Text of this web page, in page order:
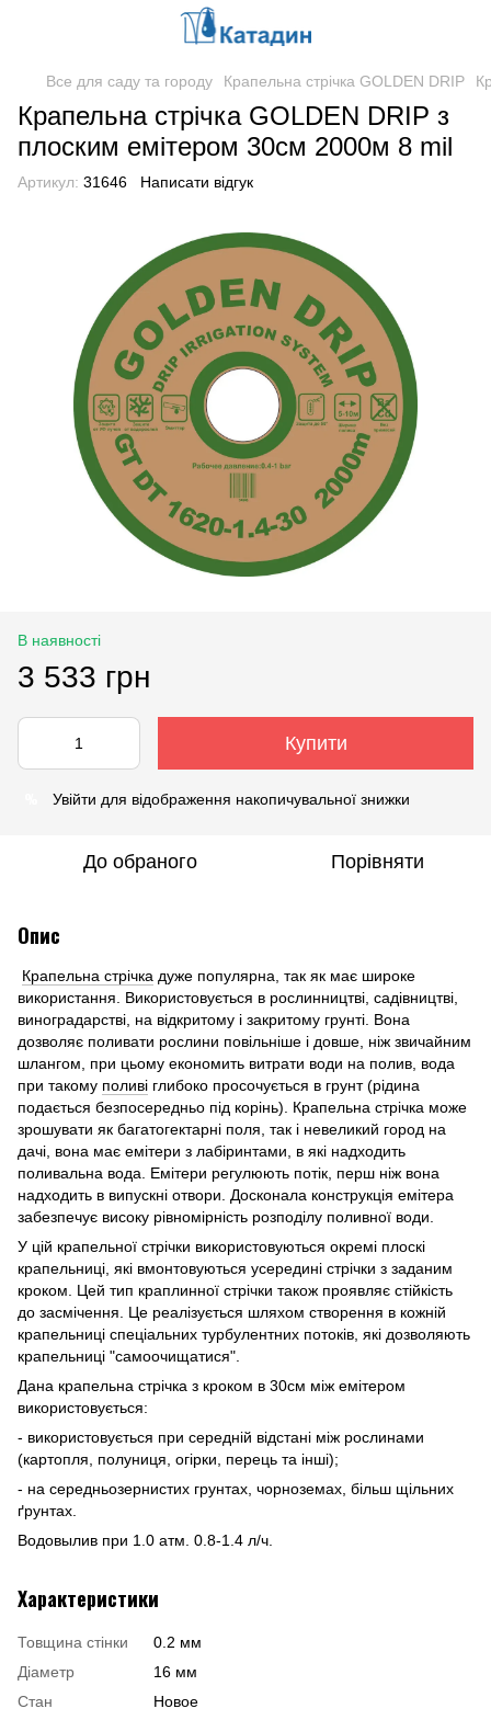
Все для саду та городу Крапельна стрічка GOLDEN DRIP
Крапельна стрічка GOLDEN DRIP з
плоским емітером 30см 2000м 8 mil
Артикул: 31646 Написати відгук
В наявності
3 533 грн
Купити
Увійти для відображення накопичувальної знижки
До обраного Порівняти
Опис
Крапельна стрічка дуже популярна, так як має широке
використання. Використовується в рослинництві, садівництві,
виноградарстві, на відкритому і закритому грунті. Вона
дозволяє поливати рослини повільніше і довше, ніж звичайним
шлангом, при цьому економить витрати води на полив, вода
при такому поливі глибоко просочується в грунт (рідина
подається безпосередньо під корінь). Крапельна стрічка може
зрошувати як багатогектарні поля, так і невеликий город на
дачі, вона має емітери з лабіринтами, в які надходить
поливальна вода. Емітери регулюють потік, перш ніж вона
надходить в випускні отвори. Досконала конструкція емітера
забезпечує високу рівномірність розподілу поливної води.
У цій крапельної стрічки використовуються окремі плоскі
крапельниці, які вмонтовуються усередині стрічки з заданим
кроком. Цей тип краплинної стрічки також проявляє стійкість
до засмічення. Це реалізується шляхом створення в кожній
крапельниці спеціальних турбулентних потоків, які дозволяють
крапельниці "самоочищатися".
Дана крапельна стрічка з кроком в 30см між емітером
використовується:
- використовується при середній відстані між рослинами
(картопля, полуниця, огірки, перець та інші);
- на середньозернистих грунтах, чорноземах, більш щільних
ґрунтах.
Водовылив при 1.0 атм. 0.8-1.4 л/ч.
Характеристики
Товщина стінки
0.2 мм
Діаметр
16 мм
Стан
Новое